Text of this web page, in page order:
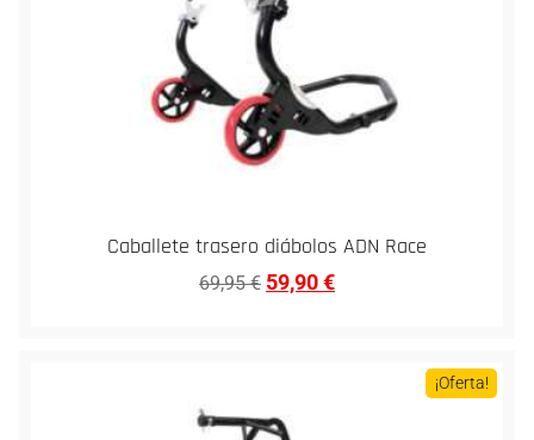
Caballete trasero diábolos ADN Race
69,95€ 59,90€
¡Oferta!